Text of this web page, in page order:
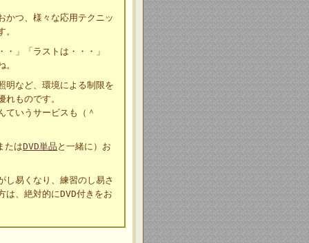
かつ、様々な応用テクニッ
・」「ラストは・・・」
明など、環境による制限を
ものです。
ていうサービスも（＾
たはDVD単品 と一緒に）お
し易くなり、練習のし易さ
、絶対的にDVD付きをお